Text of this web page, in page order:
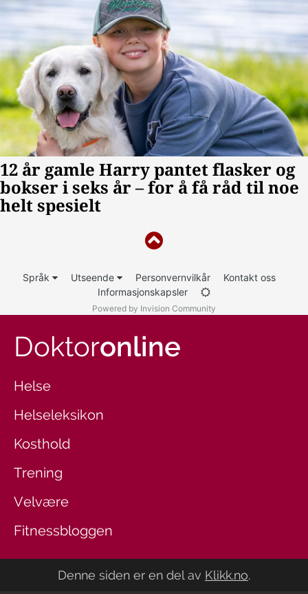
Språk Utseende Personvernvilkår
Kontakt oss
Informasjonskapsler
Powered by Invision Community
Doktoronline
Helse
Helseleksikon
Kosthold
Trening
Velvære
Fitnessbloggen
Denne siden er en del av Klikk.no.